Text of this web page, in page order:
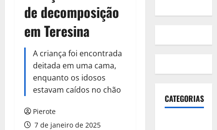
de decomposição
em Teresina
A criança foi encontrada
deitada em uma cama,
enquanto os idosos
estavam caídos no chão
Pierote
7 de janeiro de 2025
CATEGORIAS